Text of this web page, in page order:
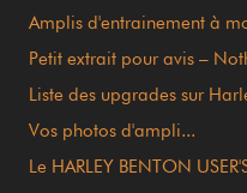
Amplis d'entrainement à
Petit extrait pour avis –
Liste des upgrades sur
Vos photos d'ampli...
Le HARLEY BENTON